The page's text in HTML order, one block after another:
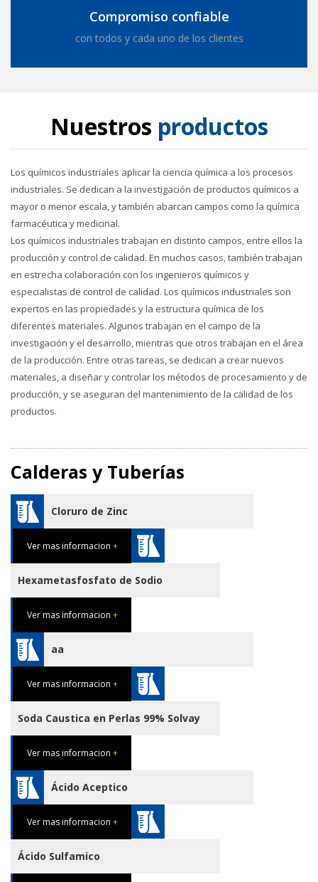
Compromiso confiable
con todos y cada uno de los clientes
Nuestros productos
Los químicos industriales aplicar la ciencia química a los procesos
industriales. Se dedican a la investigación de productos químicos a
mayor o menor escala, y también abarcan campos como la química
farmacéutica y medicinal.
Los químicos industriales trabajan en distinto campos, entre ellos la
producción y control de calidad. En muchos casos, también trabajan
en estrecha colaboración con los ingenieros químicos y
especialistas de control de calidad. Los químicos industriales son
expertos en las propiedades y la estructura química de los
diferentes materiales. Algunos trabajan en el campo de la
investigación y el desarrollo, mientras que otros trabajan en el área
de la producción. Entre otras tareas, se dedican a crear nuevos
materiales, a diseñar y controlar los métodos de procesamiento y de
producción, y se aseguran del mantenimiento de la calidad de los
productos.
Calderas y Tuberías
Cloruro de Zinc
Ver mas informacion +
Hexametasfosfato de Sodio
Ver mas informacion +
aa
Ver mas informacion +
Soda Caustica en Perlas 99% Solvay
Ver mas informacion +
Ácido Aceptico
Ver mas informacion +
Ácido Sulfamico